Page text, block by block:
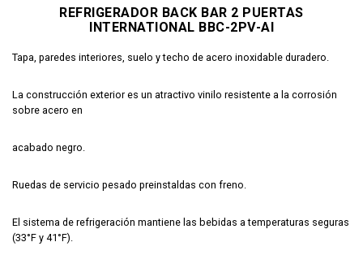
REFRIGERADOR BACK BAR 2 PUERTAS
INTERNATIONAL BBC-2PV-AI
Tapa, paredes interiores, suelo y techo de acero inoxidable duradero.
La construcción exterior es un atractivo vinilo resistente a la corrosión
sobre acero en
acabado negro.
Ruedas de servicio pesado preinstaldas con freno.
El sistema de refrigeración mantiene las bebidas a temperaturas seguras
(33°F y 41°F).